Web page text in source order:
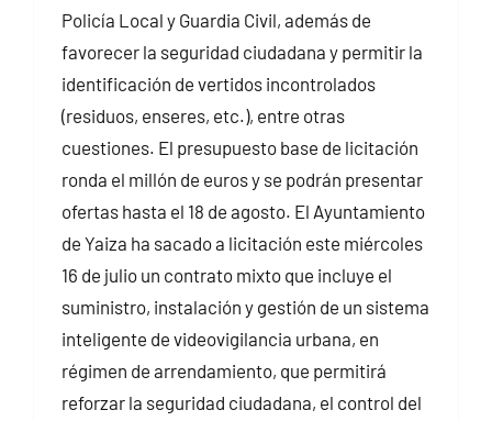
Policía Local y Guardia Civil, además de
favorecer la seguridad ciudadana y permitir la
identificación de vertidos incontrolados
(residuos, enseres, etc.), entre otras
cuestiones. El presupuesto base de licitación
ronda el millón de euros y se podrán presentar
ofertas hasta el 18 de agosto. El Ayuntamiento
de Yaiza ha sacado a licitación este miércoles
16 de julio un contrato mixto que incluye el
suministro, instalación y gestión de un sistema
inteligente de videovigilancia urbana, en
régimen de arrendamiento, que permitirá
reforzar la seguridad ciudadana, el control del